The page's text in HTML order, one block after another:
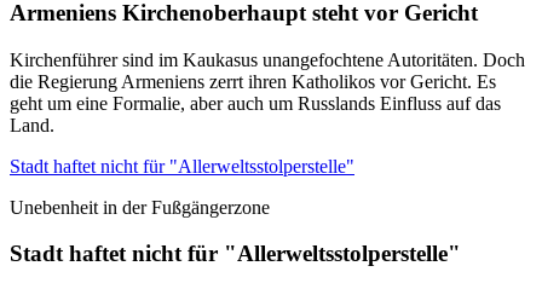
Armeniens Kirchenoberhaupt steht vor Gericht
Kirchenführer sind im Kaukasus unangefochtene Autoritäten. Doch
die Regierung Armeniens zerrt ihren Katholikos vor Gericht. Es
geht um eine Formalie, aber auch um Russlands Einfluss auf das
Land.
Stadt haftet nicht für "Allerweltsstolperstelle"
Unebenheit in der Fußgängerzone
Stadt haftet nicht für "Allerweltsstolperstelle"